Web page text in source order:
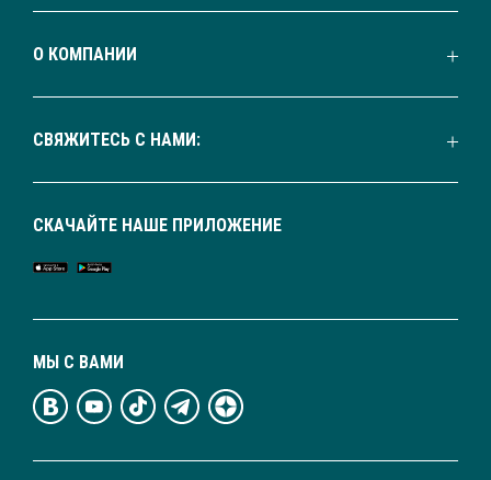
О КОМПАНИИ
СВЯЖИТЕСЬ С НАМИ:
МЫ С ВАМИ
СКАЧАЙТЕ НАШЕ ПРИЛОЖЕНИЕ